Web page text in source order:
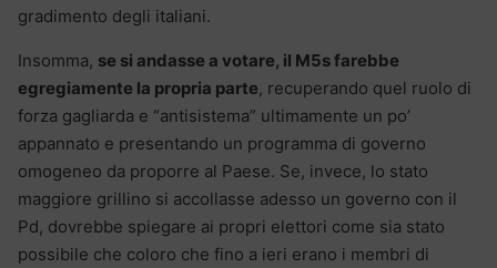
gradimento degli italiani.
Insomma, se si andasse a votare, il M5s farebbe
egregiamente la propria parte, recuperando quel ruolo di
forza gagliarda e “antisistema” ultimamente un po’
appannato e presentando un programma di governo
omogeneo da proporre al Paese. Se, invece, lo stato
maggiore grillino si accollasse adesso un governo con il
Pd, dovrebbe spiegare ai propri elettori come sia stato
possibile che coloro che fino a ieri erano i membri di